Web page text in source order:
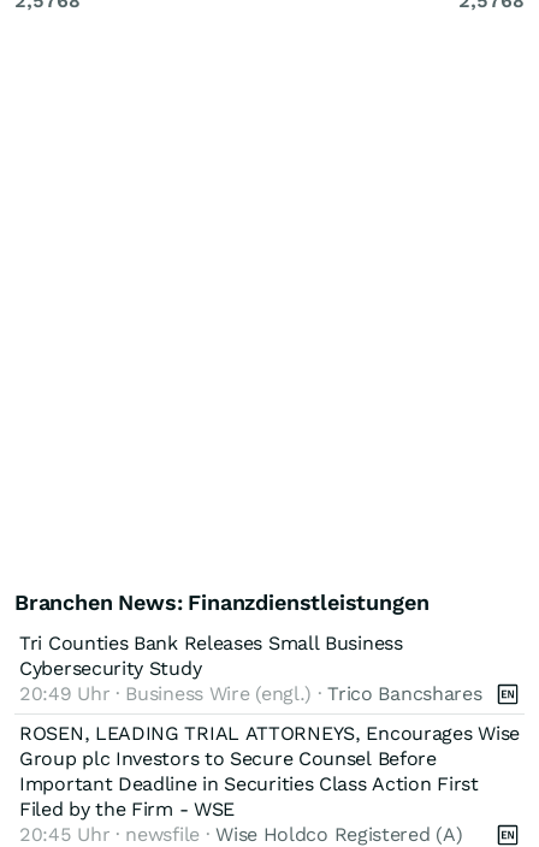
Branchen News: Finanzdienstleistungen
Tri Counties Bank Releases Small Business
Cybersecurity Study
20:49 Uhr · Business Wire (engl.) ·Trico Bancshares
ROSEN, LEADING TRIAL ATTORNEYS, Encourages Wise
Group plc Investors to Secure Counsel Before
Important Deadline in Securities Class Action First
Filed by the Firm - WSE
20:45 Uhr · newsfile ·Wise Holdco Registered (A)